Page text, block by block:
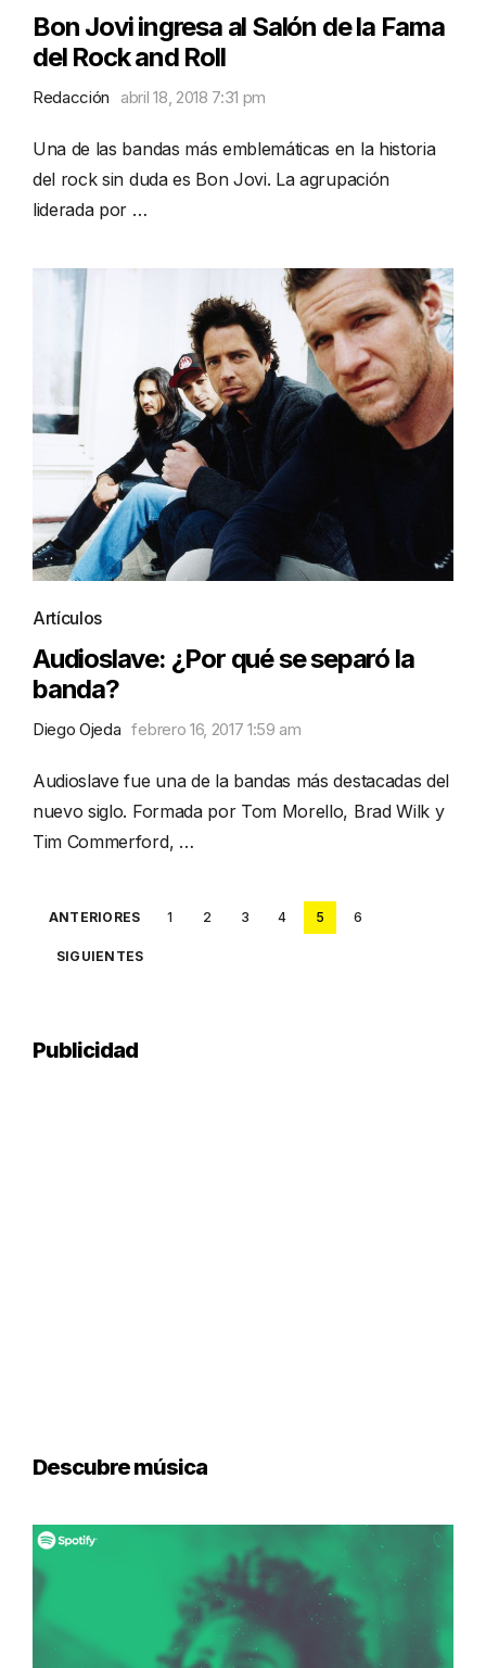
Bon Jovi ingresa al Salón de la Fama
del Rock and Roll
Redacción abril 18, 2018 7:31 pm
Una de las bandas más emblemáticas en la historia
del rock sin duda es Bon Jovi. La agrupación
liderada por …
Artículos
Audioslave: ¿Por qué se separó la
banda?
Diego Ojeda febrero 16, 2017 1:59 am
Audioslave fue una de la bandas más destacadas del
nuevo siglo. Formada por Tom Morello, Brad Wilk y
Tim Commerford, …
Posts
pagination
ANTERIORES 1 2 3 4 5 6
SIGUIENTES
Publicidad
Descubre música